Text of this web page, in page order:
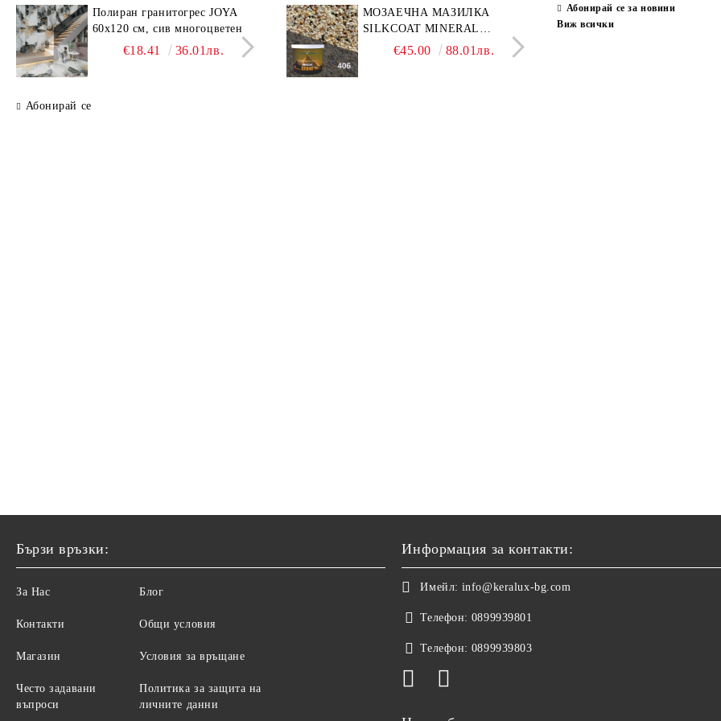
Полиран гранитогрес JOYA
60x120 см, сив многоцветен
€18.41 36.01лв.
Полиран гранитогрес
SAVONA GREY 60x120 см,
светло сив мрамор
€22.50 44.01лв.
Гранитогрес LESY GREY
GOLD 60х120см, тип
Абонирай се
МОЗАЕЧНА МАЗИЛКА
SILKCOAT MINERAL
PLASTER STONE, СИТЕН
€45.00 88.01лв.
СТЕННИ ПЛОЧКИ
30X90CM, ГЛАНЦ
Абонирай се за новини
Виж всички
Бързи връзки:
За Нас
Контакти
Магазин
Често задавани
въпроси
Блог
Общи условия
Условия за връщане
Политика за защита на
личните данни
Информация за контакти:
Имейл: info@keralux-bg.com
Телефон: 0899939801
Телефон: 0899939803